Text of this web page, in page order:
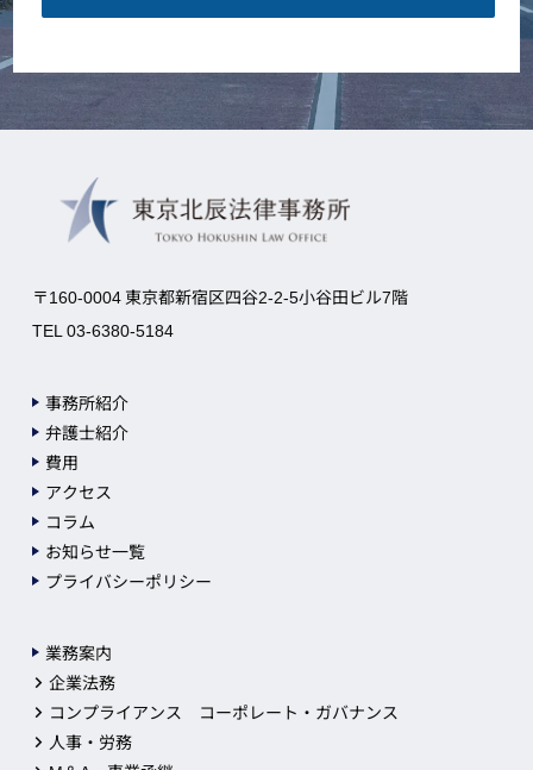
〒160-0004 東京都新宿区四谷2-2-5小谷田ビル7階
TEL 03-6380-5184
事務所紹介
弁護士紹介
費用
アクセス
コラム
お知らせ一覧
プライバシーポリシー
業務案内
企業法務
コンプライアンス コーポレート・ガバナンス
人事・労務